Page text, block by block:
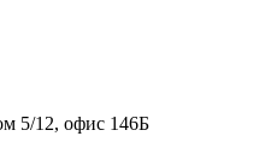
5/12, офис 146Б